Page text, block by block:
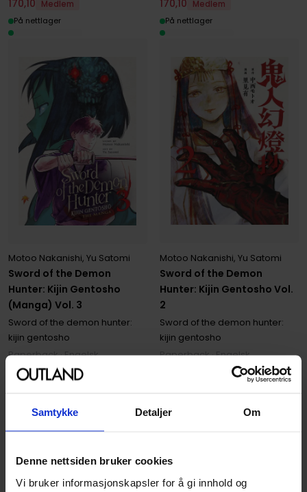
Samtykke Detaljer Om
Denne nettsiden bruker cookies
Vi bruker informasjonskapsler for å gi innhold og
Sword of the Demon
Hunter: Kijin Gentosho
(Manga) Vol. 3
Motoo Nakanishi, Yu Satomi
Sword of the demon hunter:
kijin gentosho
Paperback · Engelsk
170,10
Medlem
På nettlager
Sword of the Demon
Hunter: Kijin Gentosho Vol.
2
Motoo Nakanishi,Yu Satomi
Sword of the demon hunter:
kijin gentosho
Paperback · Engelsk
170,10
Medlem
På nettlager
10 Medlem
På nettlager
170